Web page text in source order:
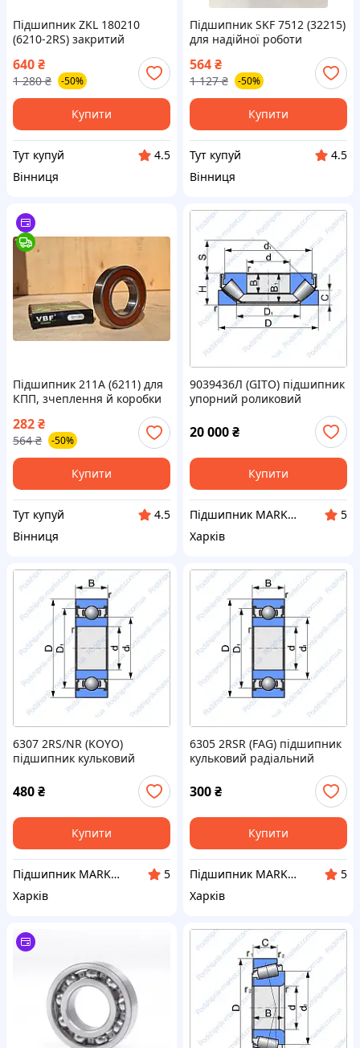
Підшипник ZKL 180210
(6210-2RS) закритий
двосторонній для надійної
роботи механізмів
640₴
1 280 ₴ -50%
Купити
Тут купуй
4.5
Вінниця
Підшипник SKF 7512 (32215)
для надійної роботи
механізмів і техніки високої
якості
564₴
1 127 ₴ -50%
Купити
Тут купуй
4.5
Вінниця
Підшипник 211А (6211) для
КПП, зчеплення й коробки
тросоукладчик КРАЗ
282₴
564 ₴ -50%
Купити
Тут купуй
4.5
Вінниця
9039436Л (GITO) підшипник
упорний роликовий
20 000₴
Купити
Підшипник MARKET Інтернет-магазин
5
Харків
6307 2RS/NR (KOYO)
підшипник кульковий
480₴
Купити
Підшипник MARKET Інтернет-магазин
5
Харків
6305 2RSR (FAG) підшипник
кульковий радіальний
300₴
Купити
Підшипник MARKET Інтернет-магазин
5
Харків